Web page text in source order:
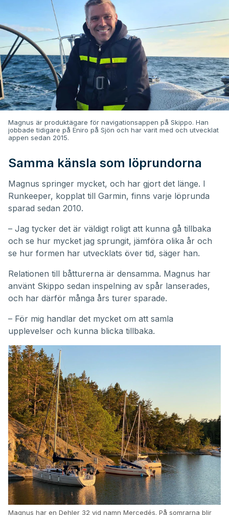
Magnus är produktägare för navigationsappen på Skippo. Han
jobbade tidigare på Eniro på Sjön och har varit med och utvecklat
appen sedan 2015.
Samma känsla som löprundorna
Magnus springer mycket, och har gjort det länge. I
Runkeeper, kopplat till Garmin, finns varje löprunda
sparad sedan 2010.
– Jag tycker det är väldigt roligt att kunna gå tillbaka
och se hur mycket jag sprungit, jämföra olika år och
se hur formen har utvecklats över tid, säger han.
Relationen till båtturerna är densamma. Magnus har
använt Skippo sedan inspelning av spår lanserades,
och har därför många års turer sparade.
– För mig handlar det mycket om att samla
upplevelser och kunna blicka tillbaka.
Magnus har en Dehler 32 vid namn Mercedés. På somrarna blir